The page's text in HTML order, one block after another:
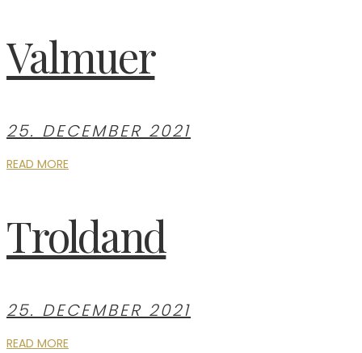
Valmuer
25. DECEMBER 2021
READ MORE
Troldand
25. DECEMBER 2021
READ MORE